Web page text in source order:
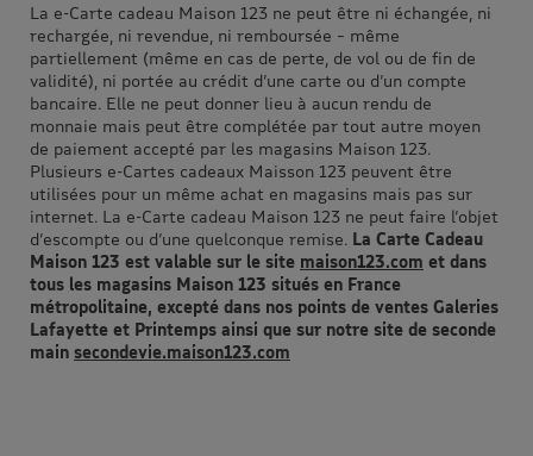
La e-Carte cadeau Maison 123 ne peut être ni échangée, ni
rechargée, ni revendue, ni remboursée – même
partiellement (même en cas de perte, de vol ou de fin de
validité), ni portée au crédit d’une carte ou d’un compte
bancaire. Elle ne peut donner lieu à aucun rendu de
monnaie mais peut être complétée par tout autre moyen
de paiement accepté par les magasins Maison 123.
Plusieurs e-Cartes cadeaux Maisson 123 peuvent être
utilisées pour un même achat en magasins mais pas sur
internet. La e-Carte cadeau Maison 123 ne peut faire l’objet
d’escompte ou d’une quelconque remise. La Carte Cadeau
Maison 123 est valable sur le site maison123.com et dans
tous les magasins Maison 123 situés en France
métropolitaine, excepté dans nos points de ventes Galeries
Lafayette et Printemps ainsi que sur notre site de seconde
main secondevie.maison123.com